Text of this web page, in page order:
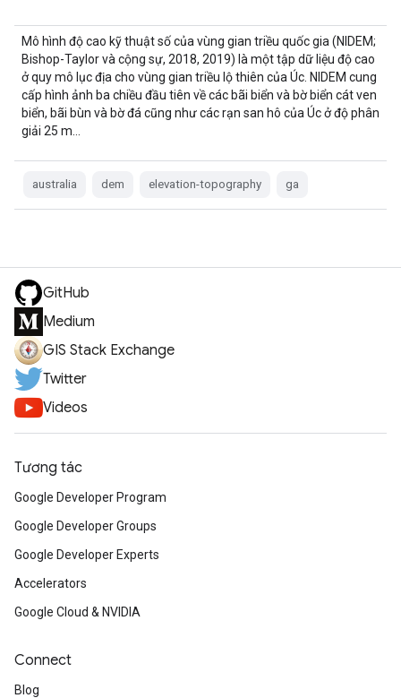
Mô hình độ cao kỹ thuật số của vùng gian triều quốc gia (NIDEM;
Bishop-Taylor và cộng sự, 2018, 2019) là một tập dữ liệu độ cao
ở quy mô lục địa cho vùng gian triều lộ thiên của Úc. NIDEM cung
cấp hình ảnh ba chiều đầu tiên về các bãi biển và bờ biển cát ven
biển, bãi bùn và bờ đá cũng như các rạn san hô của Úc ở độ phân
giải 25 m…
australia dem elevation-topography ga
GitHub
Medium
GIS Stack Exchange
Twitter
Videos
Tương tác
Google Developer Program
Google Developer Groups
Google Developer Experts
Accelerators
Google Cloud & NVIDIA
Connect
Blog